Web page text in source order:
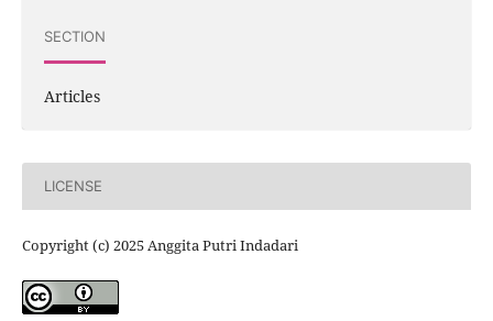
SECTION
Articles
LICENSE
Copyright (c) 2025 Anggita Putri Indadari